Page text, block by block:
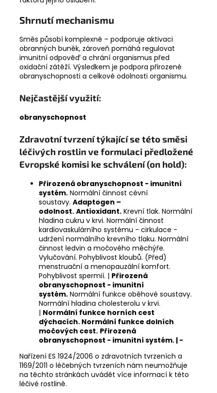
Shrnutí mechanismu
Směs působí komplexně – podporuje aktivaci
obranných buněk, zároveň pomáhá regulovat
imunitní odpověď a chrání organismus před
oxidační zátěží. Výsledkem je podpora přirozené
obranyschopnosti a celkové odolnosti organismu.
Nejčastější využití:
obranyschopnost
Zdravotní tvrzení týkající se této směsi
léčivých rostlin ve formulaci předložené
Evropské komisi ke schválení (on hold):
Přirozená obranyschopnost - imunitní
systém. Normální činnost cévní
soustavy. Adaptogen –
odolnost. Antioxidant. Krevní tlak. Normální
hladina cukru v krvi. Normální činnost
kardiovaskulárního systému - cirkulace -
udržení normálního krevního tlaku. Normální
činnost ledvin a močového měchýře.
Vylučování. Pohyblivost kloubů. (Před)
menstruační a menopauzální komfort.
Pohyblivost spermií. | Přirozená
obranyschopnost - imunitní
systém. Normální funkce oběhové soustavy.
Normální hladina cholesterolu v krvi.
| Normální funkce horních cest
dýchacích. Normální funkce dolních
močových cest. Přirozená
obranyschopnost - imunitní systém. | -
Nařízení ES 1924/2006 o zdravotních tvrzeních a
1169/2011 o léčebných tvrzeních nám neumožňuje
na těchto stránkách uvádět více informací k této
léčivé rostlině.